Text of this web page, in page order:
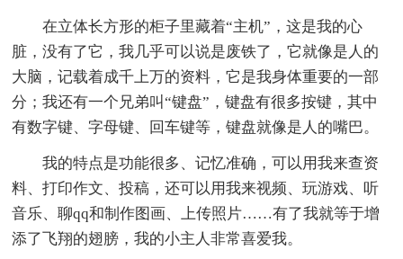
在立体长方形的柜子里藏着“主机”，这是我的心
脏，没有了它，我几乎可以说是废铁了，它就像是人的
大脑，记载着成千上万的资料，它是我身体重要的一部
分；我还有一个兄弟叫“键盘”，键盘有很多按键，其中
有数字键、字母键、回车键等，键盘就像是人的嘴巴。
我的特点是功能很多、记忆准确，可以用我来查资
料、打印作文、投稿，还可以用我来视频、玩游戏、听
音乐、聊qq和制作图画、上传照片……有了我就等于增
添了飞翔的翅膀，我的小主人非常喜爱我。